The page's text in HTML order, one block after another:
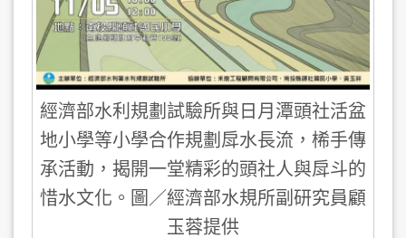
經濟部水利規劃試驗所與日月潭頭社活盆
地小學等小學合作規劃戽水長流，桸手傳
承活動，揭開一堂精彩的頭社人與戽斗的
惜水文化。圖／經濟部水規所副研究員顧
玉蓉提供